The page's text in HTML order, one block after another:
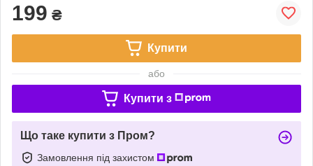
199 ₴
Купити
або
Купити з
Що таке купити з Пром?
Замовлення під захистом